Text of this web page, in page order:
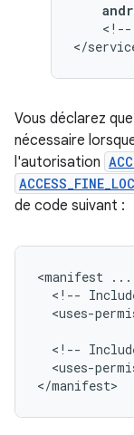
<!--
</
Vous déclarez
nécessaire
l'autorisation
de code suivant :
<manifest ...
<!--
<uses-
<!--
<uses-
</manifest>